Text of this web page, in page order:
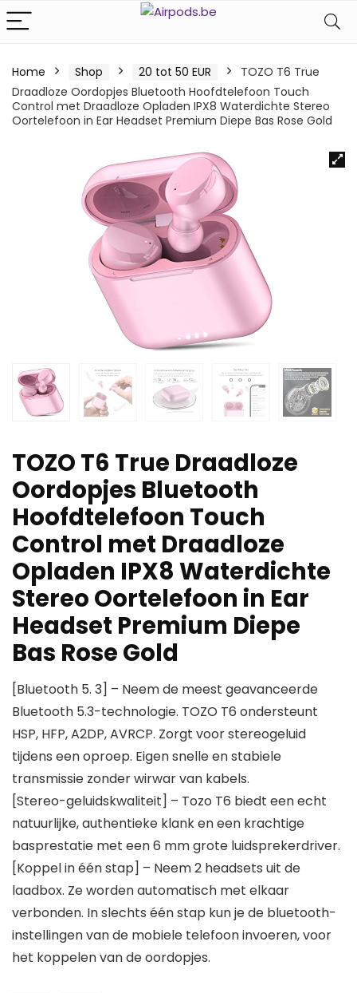
Home Shop 20 tot 50 EUR
TOZO T6 True
Draadloze Oordopjes Bluetooth Hoofdtelefoon Touch
Control met Draadloze Opladen IPX8 Waterdichte Stereo
Oortelefoon in Ear Headset Premium Diepe Bas Rose Gold
TOZO T6 True Draadloze
Oordopjes Bluetooth
Hoofdtelefoon Touch
Control met Draadloze
Opladen IPX8 Waterdichte
Stereo Oortelefoon in Ear
Headset Premium Diepe
Bas Rose Gold
[Bluetooth 5. 3] – Neem de meest geavanceerde
Bluetooth 5.3-technologie. TOZO T6 ondersteunt
HSP, HFP, A2DP, AVRCP. Zorgt voor stereogeluid
tijdens een oproep. Eigen snelle en stabiele
transmissie zonder wirwar van kabels.
[Stereo-geluidskwaliteit] – Tozo T6 biedt een echt
natuurlijke, authentieke klank en een krachtige
basprestatie met een 6 mm grote luidsprekerdriver.
[Koppel in één stap] – Neem 2 headsets uit de
laadbox. Ze worden automatisch met elkaar
verbonden. In slechts één stap kun je de bluetooth-
instellingen van de mobiele telefoon invoeren, voor
het koppelen van de oordopjes.